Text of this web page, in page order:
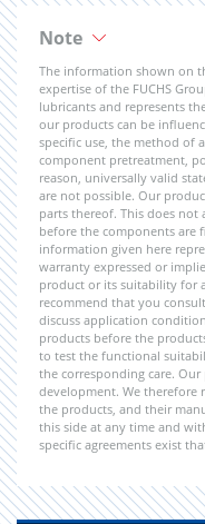
Note
The information shown on
expertise of the FUCHS
lubricants and represents
our products can be
specific use, the method of
component pretreatment,
reason, universally valid
are not possible. Our
parts thereof. This does not
before the components are
information given here
warranty expressed or
product or its suitability for
recommend that you
discuss application
products before the
to test the functional
the corresponding care.
development. We therefore
the products, and their
this side at any time and
specific agreements exist